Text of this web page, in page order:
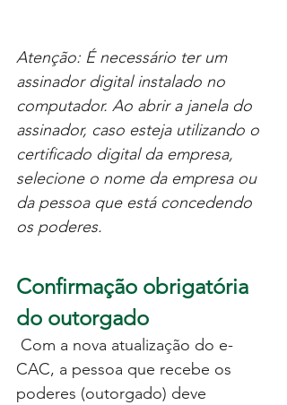
Atenção: É necessário ter um
assinador digital instalado no
computador. Ao abrir a janela do
assinador, caso esteja utilizando o
certificado digital da empresa,
selecione o nome da empresa ou
da pessoa que está concedendo
os poderes.
Confirmação obrigatória
do outorgado
Com a nova atualização do e-
CAC, a pessoa que recebe os
poderes (outorgado) deve